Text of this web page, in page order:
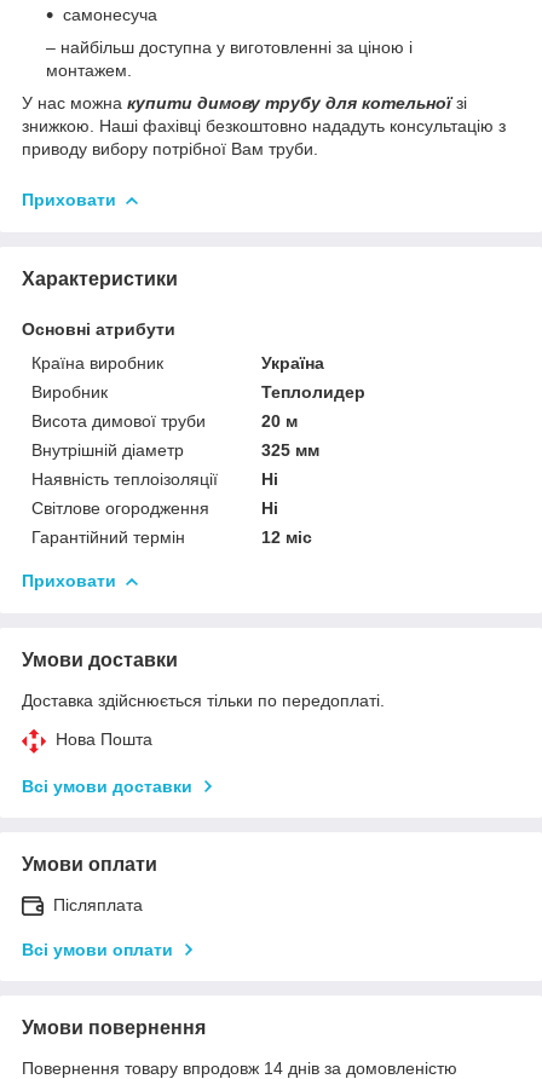
самонесуча
– найбільш доступна у виготовленні за ціною і
монтажем.
У нас можна купити димову трубу для котельноїзі
знижкою. Наші фахівці безкоштовно нададуть консультацію з
приводу вибору потрібної Вам труби.
Приховати
Характеристики
Основні атрибути
Країна виробник
Україна
Виробник
Теплолидер
Висота димової труби
20 м
Внутрішній діаметр
325 мм
Наявність теплоізоляції
Ні
Світлове огородження
Ні
Гарантійний термін
12 міс
Приховати
Умови доставки
Доставка здійснюється тільки по передоплаті.
Нова Пошта
Всі умови доставки
Умови оплати
Післяплата
Всі умови оплати
Умови повернення
Повернення товару впродовж 14 днів за домовленістю